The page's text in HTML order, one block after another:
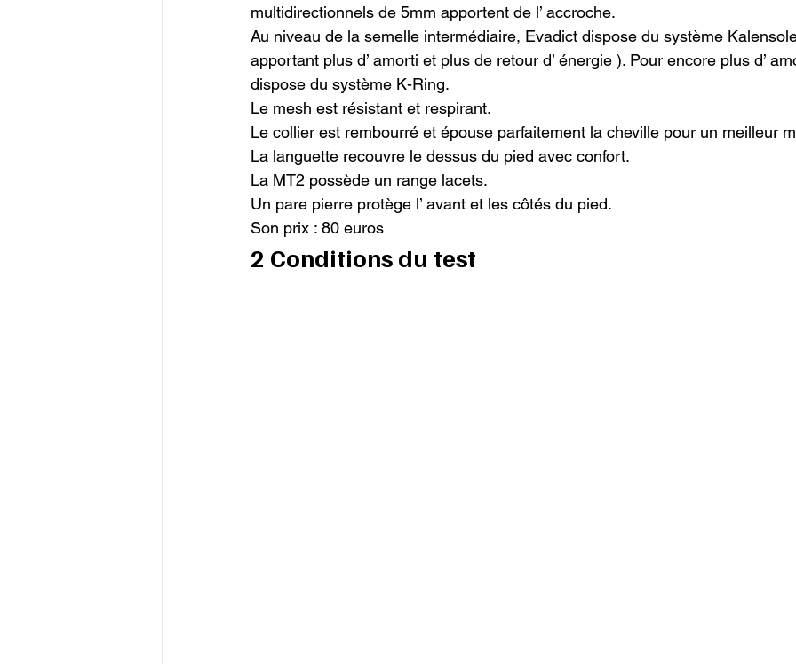
multidirectionnels de 5mm apportent de l’ accroche.
Au niveau de la semelle intermédiaire, Evadict dispose du système
apportant plus d’ amorti et plus de retour d’ énergie ). Pour encore plus d’
dispose du système K-Ring.
Le mesh est résistant et respirant.
Le collier est rembourré et épouse parfaitement la cheville pour un meilleur
La languette recouvre le dessus du pied avec confort.
La MT2 possède un range lacets.
Un pare pierre protège l’ avant et les côtés du pied.
Son prix : 80 euros
2 Conditions du test